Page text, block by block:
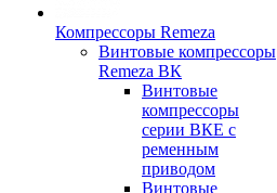
Компрессоры Remeza
Винтовые компрессоры
Remeza ВК
Винтовые
компрессоры
серии ВКЕ с
ременным
приводом
Винтовые